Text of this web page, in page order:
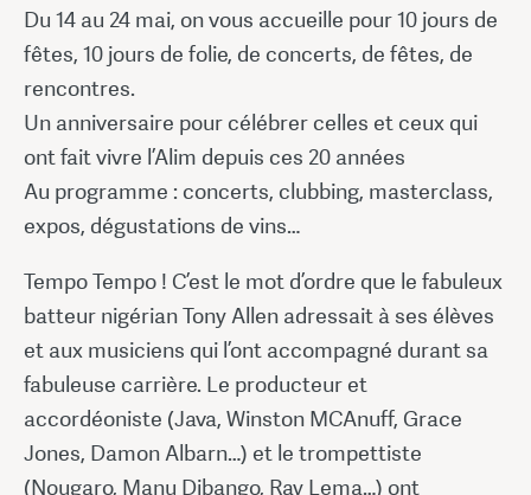
Du 14 au 24 mai, on vous accueille pour 10 jours de
fêtes, 10 jours de folie, de concerts, de fêtes, de
rencontres.
Un anniversaire pour célébrer celles et ceux qui
ont fait vivre l’Alim depuis ces 20 années
Au programme : concerts, clubbing, masterclass,
expos, dégustations de vins…
Tempo Tempo ! C’est le mot d’ordre que le fabuleux
batteur nigérian Tony Allen adressait à ses élèves
et aux musiciens qui l’ont accompagné durant sa
fabuleuse carrière. Le producteur et
accordéoniste (Java, Winston MCAnuff, Grace
Jones, Damon Albarn…) et le trompettiste
(Nougaro, Manu Dibango, Ray Lema…) ont